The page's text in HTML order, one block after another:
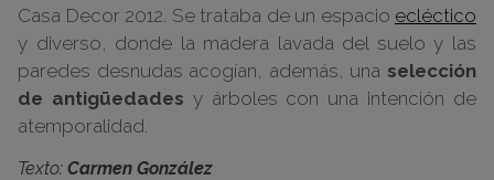
Casa Decor 2012. Se trataba de un espacio ecléctico
y diverso, donde la madera lavada del suelo y las
paredes desnudas acogían, además, una selección
de antigüedades y árboles con una intención de
atemporalidad.
Texto: Carmen González